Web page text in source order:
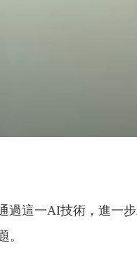
過這一AI技術，進一
。